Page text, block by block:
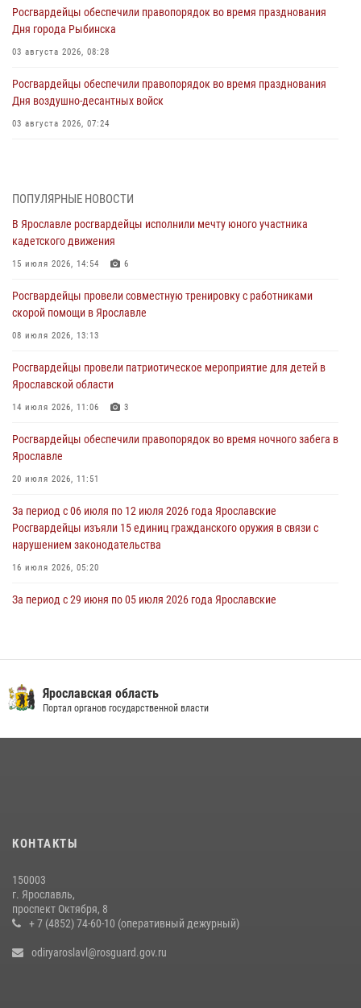
Росгвардейцы обеспечили правопорядок во время празднования
Дня города Рыбинска
03 августа 2026, 08:28
Росгвардейцы обеспечили правопорядок во время празднования
Дня воздушно-десантных войск
03 августа 2026, 07:24
03 августа 2026, 07:09
Росгвардейцы оказали помощь беременной женщине во время
празднования Дня ВДВ в Ярославле
03 августа 2026, 06:20
За период с 20 июля по 26 июля 2026 года Ярославские
Росгвардейцы изъяли 41 единицу гражданского оружия в связи с
нарушением законодательства
В региональном управлении Росгвардии состоялся молебен,
приуроченный к празднику Крещения Руси
Ярославские росгвардейцы за прошедшую неделю совершили
более 250 выездов по сигналам «Тревога»
ПОПУЛЯРНЫЕ НОВОСТИ
В Ярославле росгвардейцы исполнили мечту юного участника
кадетского движения
15 июля 2026, 14:54 6
Росгвардейцы провели совместную тренировку с работниками
скорой помощи в Ярославле
08 июля 2026, 13:13
Росгвардейцы провели патриотическое мероприятие для детей в
Ярославской области
14 июля 2026, 11:06 3
Росгвардейцы обеспечили правопорядок во время ночного забега в
Ярославле
20 июля 2026, 11:51
За период с 06 июля по 12 июля 2026 года Ярославские
Росгвардейцы изъяли 15 единиц гражданского оружия в связи с
нарушением законодательства
16 июля 2026, 05:20
За период с 29 июня по 05 июля 2026 года Ярославские
Росгвардейцы оказали помощь пострадавшему в ДТП
мотоциклисту в Ярославле
СОВЕРШИЛИ БОЛЕЕ 300 ВЫЕЗДОВ ПО СИГНАЛАМ «ТРЕВОГА»
Центральный округ Росгвардии отмечает 105-летие
15 июля 2026, 11:06
Ярославская область
Портал органов государственной власти
КОНТАКТЫ
150003
г. Ярославль,
проспект Октября, 8
+ 7 (4852) 74-60-10 (оперативный дежурный)
odiryaroslavl@rosguard.gov.ru